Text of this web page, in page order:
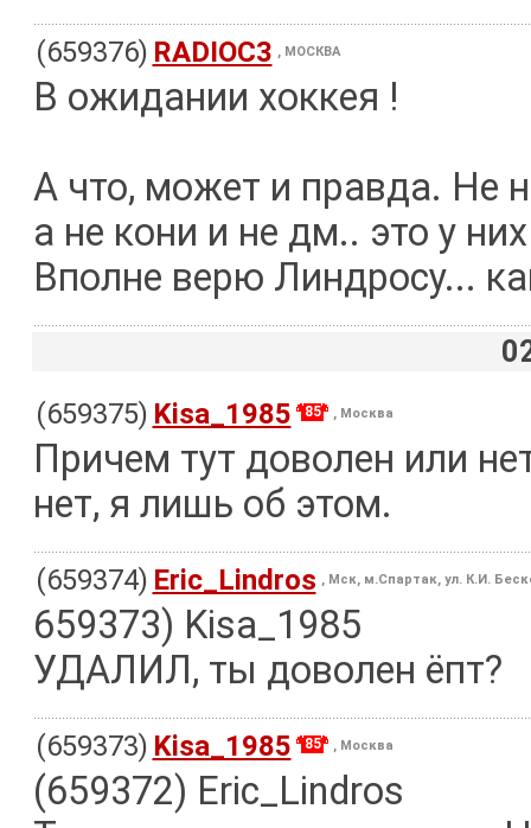
(659376) RADIOC3 , МОСКВА
В ожидании хоккея !
А что, может и правда. Не
а не кони и не дм.. это у
Вполне верю Линдросу...
(659375) Kisa_1985 85 , Москва
Причем тут доволен или
нет, я лишь об этом.
(659374) Eric_Lindros , Мск, м.Спартак, ул. К.И.
659373) Kisa_1985
УДАЛИЛ, ты доволен ёпт?
(659373) Kisa_1985 85 , Москва
(659372) Eric_Lindros